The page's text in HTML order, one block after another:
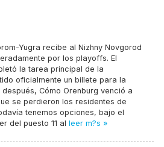
Yugra recibe al Nizhny Novgorod
por los playoffs. El
la tarea principal de la
oficialmente un billete para la
Cómo Orenburg venció a
se perdieron los residentes de
tenemos opciones, bajo el
del puesto 11 al leer m?s »